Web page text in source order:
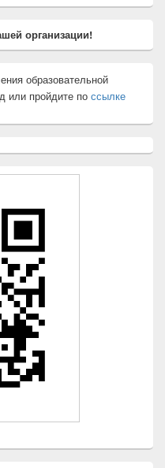
организации!
образовательной
или пройдите по ссылке